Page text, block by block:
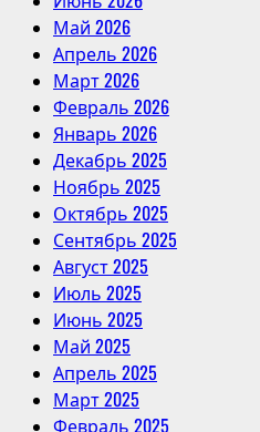
Май 2026
Апрель 2026
Март 2026
Февраль 2026
Январь 2026
Декабрь 2025
Ноябрь 2025
Октябрь 2025
Сентябрь 2025
Август 2025
Июль 2025
Июнь 2025
Май 2025
Апрель 2025
Март 2025
Февраль 2025